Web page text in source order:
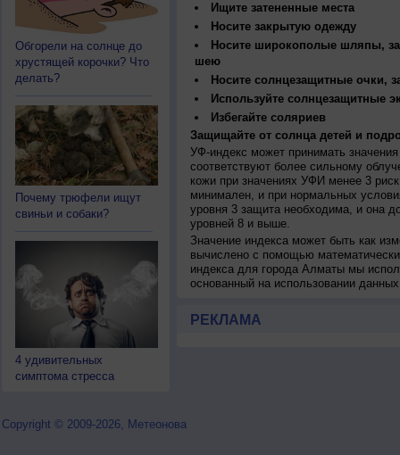
Обгорели на солнце до
хрустящей корочки? Что
делать?
Почему трюфели ищут
свиньи и собаки?
4 удивительных
симптома стресса
Ищите затененные места
Носите закрытую одежду
Носите широкополые шляпы,
шею
Носите солнцезащитные очки,
Используйте солнцезащитные
Избегайте соляриев
Защищайте от солнца детей и
УФ-индекс может принимать
соответствуют более сильному
кожи при значениях УФИ менее 3
минимален, и при нормальных
уровня 3 защита необходима, и она
уровней 8 и выше.
Значение индекса может быть как
вычислено с помощью
индекса для города Алматы мы
основанный на использовании
РЕКЛАМА
Copyright © 2009-2026, Метеонова